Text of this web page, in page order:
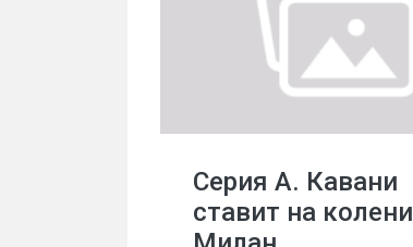
Серия А. Кавани
ставит на колени